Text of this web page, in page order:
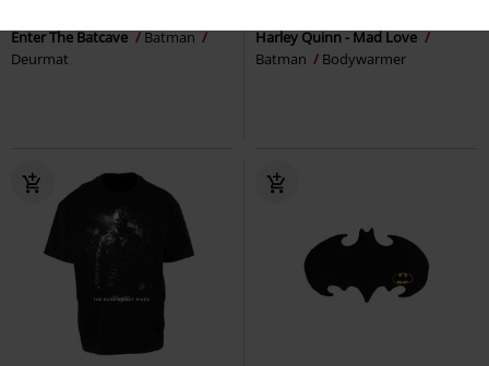
Enter The Batcave
Batman
Deurmat
Harley Quinn - Mad Love
Batman
Bodywarmer